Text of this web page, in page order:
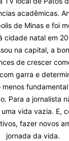
acadêmicas.
de Minas e foi
cidade natal em
na capital, a
de crescer
garra e
Para a jornalista
vida vazia. E,
fazer novos
jornada da vida.